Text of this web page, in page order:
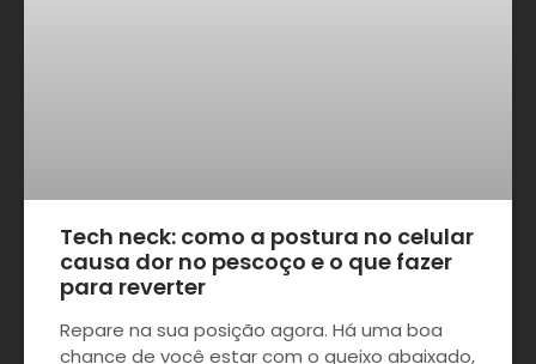
Tech neck: como a postura no celular
causa dor no pescoço e o que fazer
para reverter
Repare na sua posição agora. Há uma boa
chance de você estar com o queixo abaixado,